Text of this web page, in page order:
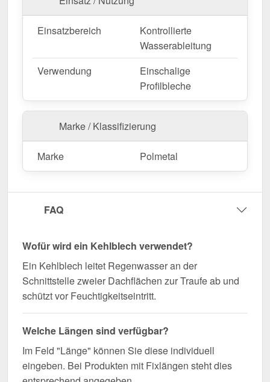
und werden nicht zugeschnitten. DieLänge beträgt
2,00 m, sodass Sie den Abschluss optimal an Ihre
Wandfläche anpassen können. DieLänge beträgt
2,00 m, sodass Sie den Abschluss optimal an Ihre
Dachfläche anpassen können.
Falls vor Ort Anpassungen nötig sind, kann das
Jetzt Kehlblech | 19,5 cm x 19,5 cm x 2,00 m
geliefert!
Sie jetzt und profitieren Sie von schneller Lieferung!
Einsatzbereich
Kontrollierte
Wasserableitung
Verwendung
Einschalige
Profilbleche
Marke / Klassifizierung
Marke Polmetal
FAQ
Wofür wird ein Kehlblech verwendet?
Ein Kehlblech leitet Regenwasser an der
Schnittstelle zweier Dachflächen zur Traufe ab und
schützt vor Feuchtigkeitseintritt.
Welche Längen sind verfügbar?
Im Feld "Länge" können Sie diese individuell
eingeben. Bei Produkten mit Fixlängen steht dies